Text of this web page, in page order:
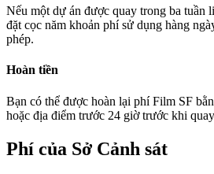
Nếu một dự án được quay trong ba tuần
đặt cọc năm khoản phí sử dụng hàng
phép.
Hoàn tiền
Bạn có thể được hoàn lại phí Film SF
hoặc địa điểm trước 24 giờ trước khi
Phí của Sở Cảnh sát